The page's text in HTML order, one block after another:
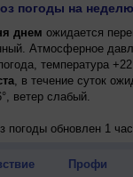
погоды на
днем ожидается
Атмосферное
температура
, в течение суток
ветер слабый.
погоды обновлен 1
Профи